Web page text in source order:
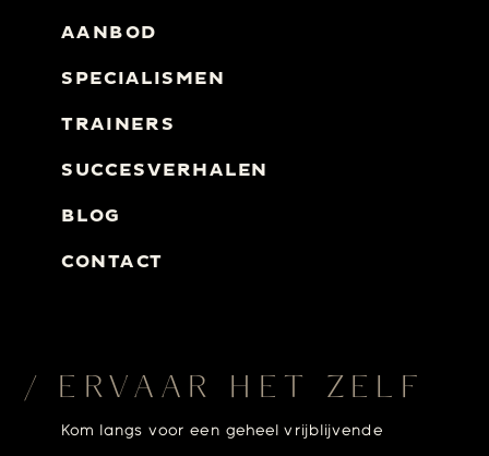
Kom langs voor een geheel vrijblijvende
/ ERVAAR HET ZELF
CONTACT
BLOG
SUCCESVERHALEN
TRAINERS
SPECIALISMEN
AANBOD